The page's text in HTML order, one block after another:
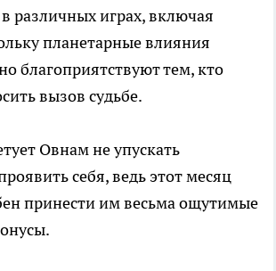
различных играх, включая
планетарные влияния
благоприятствуют тем, кто
вызов судьбе.
Овнам не упускать
себя, ведь этот месяц
принести им весьма ощутимые